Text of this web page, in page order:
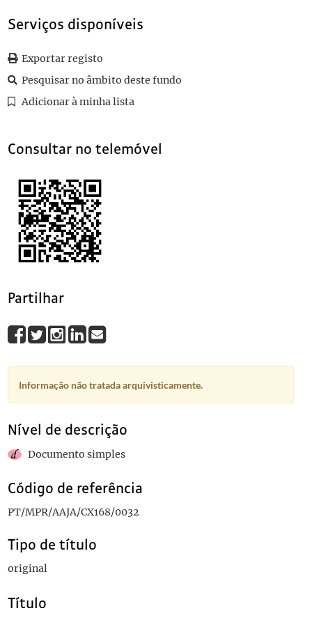
0035 Sem título 1897
0037 Sem título
0110 Sem título 1901-05-04
Serviços disponíveis
Exportar registo
Pesquisar no âmbito deste fundo
Adicionar à minha lista
Consultar no telemóvel
Partilhar
Informação não tratada arquivisticamente.
Nível de descrição
Documento simples
Código de referência
PT/MPR/AAJA/CX168/0032
Tipo de título
original
Título